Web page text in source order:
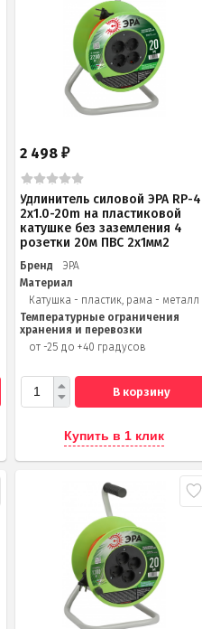
2 498₽
Удлинитель силовой ЭРА RP-
2x1.0-20m на пластиковой
катушке без заземления 4
розетки 20м ПВС 2х1мм2
Бренд
ЭРА
Материал
Катушка - пластик, рама - металл
Температурные ограничения
хранения и перевозки
от -25 до +40 градусов
В корзину
Купить в 1 клик